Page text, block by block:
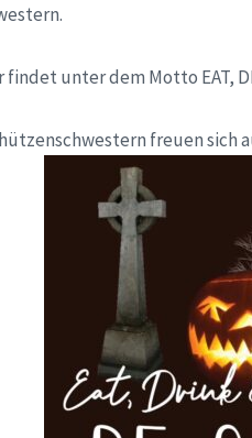
unter dem Motto EAT,
freuen sich